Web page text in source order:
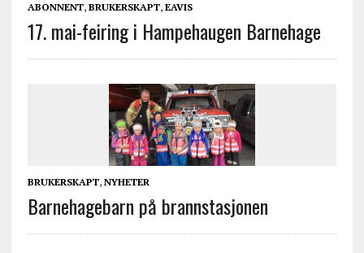
ABONNENT, BRUKERSKAPT, EAVIS
17. mai-feiring i Hampehaugen Barnehage
BRUKERSKAPT, NYHETER
Barnehagebarn på brannstasjonen